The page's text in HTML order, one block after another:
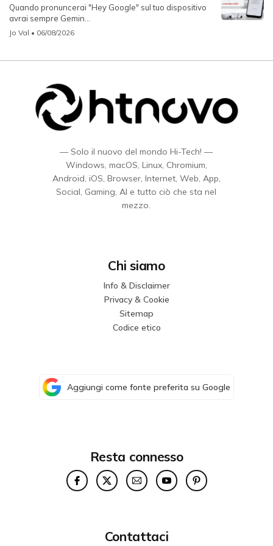
Quando pronuncerai "Hey Google" sul tuo dispositivo
avrai sempre Gemin...
Jo Val • 06/08/2026
— Solo il nuovo del mondo Hi-Tech! —
Windows, macOS, Linux, Chromium,
Android, iOS, Browser, Internet, Web, App,
Social, Gaming, AI e tutto ciò che sta nel
mezzo.
Chi siamo
Info & Disclaimer
Privacy & Cookie
Sitemap
Codice etico
Aggiungi come fonte preferita su Google
Resta connesso
Contattaci